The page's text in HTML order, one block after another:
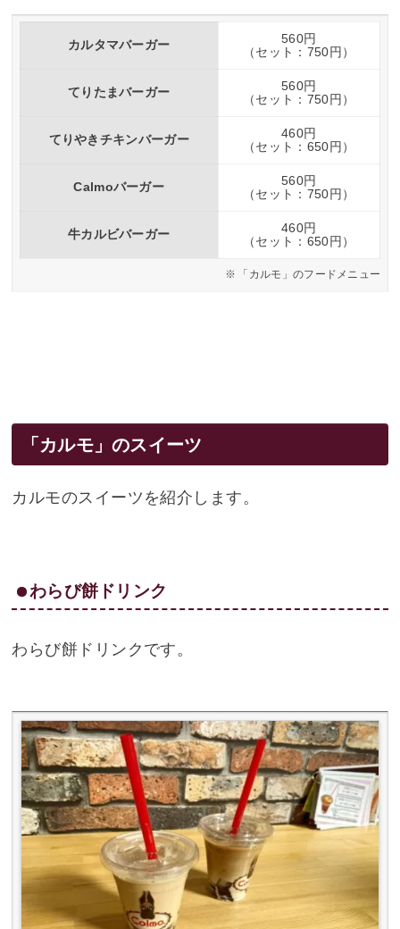
カルタマバーガー
560円
（セット：750円）
てりたまバーガー
560円
（セット：750円）
てりやきチキンバーガー
460円
（セット：650円）
Calmoバーガー
560円
（セット：750円）
牛カルビバーガー
460円
（セット：650円）
「カルモ」のフードメニュー
「カルモ」のスイーツ
カルモのスイーツを紹介します。
わらび餅ドリンク
わらび餅ドリンクです。